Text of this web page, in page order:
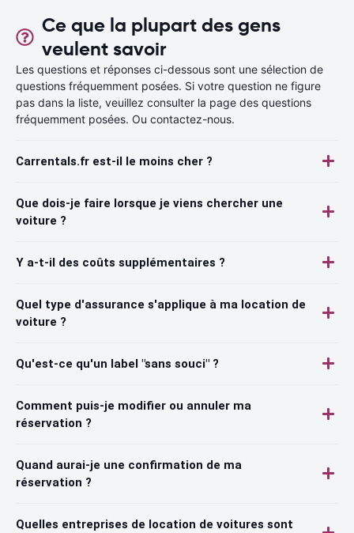
Ce que la plupart des gens
veulent savoir
Les questions et réponses ci-dessous sont une sélection de
questions fréquemment posées. Si votre question ne figure
pas dans la liste, veuillez consulter la page des questions
fréquemment posées. Ou contactez-nous.
Carrentals.fr est-il le moins cher ?
Que dois-je faire lorsque je viens chercher une
voiture ?
Y a-t-il des coûts supplémentaires ?
Quel type d'assurance s'applique à ma location de
voiture ?
Qu'est-ce qu'un label "sans souci" ?
Comment puis-je modifier ou annuler ma
réservation ?
Quand aurai-je une confirmation de ma
réservation ?
Quelles entreprises de location de voitures sont